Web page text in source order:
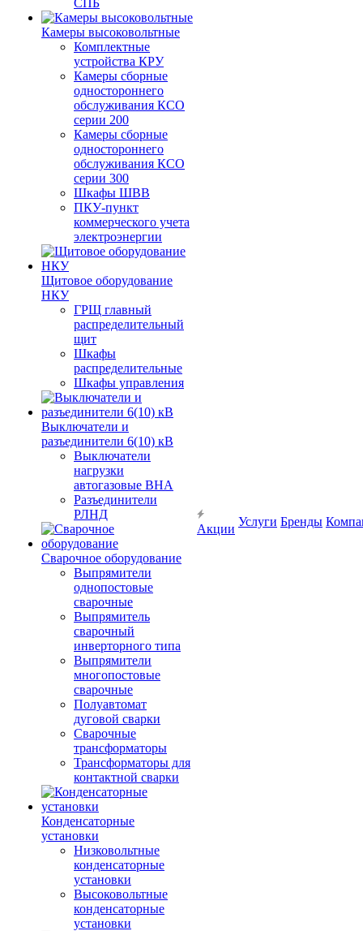
СПБ
Камеры высоковольтные
Комплектные
устройства КРУ
Камеры сборные
одностороннего
обслуживания КСО
серии 200
Камеры сборные
одностороннего
обслуживания КСО
серии 300
Шкафы ШВВ
ПКУ-пункт
коммерческого учета
электроэнергии
Щитовое оборудование
НКУ
ГРЩ главный
распределительный
щит
Шкафы
распределительные
Шкафы управления
Выключатели и
разъединители 6(10) кВ
Выключатели
нагрузки
автогазовые ВНА
Разъединители
РЛНД
Сварочное оборудование
Выпрямители
однопостовые
сварочные
Выпрямитель
сварочный
инверторного типа
Выпрямители
многопостовые
сварочные
Полуавтомат
дуговой сварки
Сварочные
трансформаторы
Трансформаторы для
контактной сварки
Конденсаторные
установки
Низковольтные
конденсаторные
установки
Высоковольтные
конденсаторные
установки
Акции
Услуги Бренды